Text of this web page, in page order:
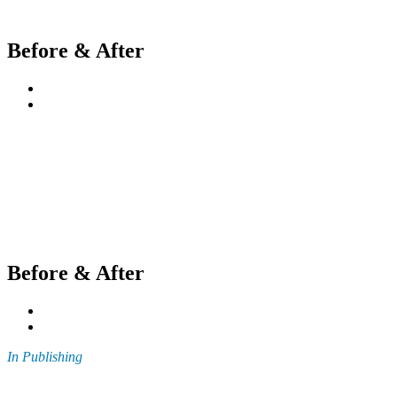
Before & After
Before & After
In Publishing